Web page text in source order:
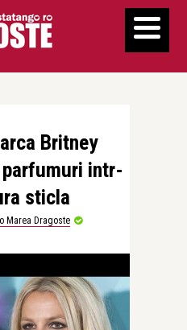
Britney
intr-
sticla
Marea Dragoste